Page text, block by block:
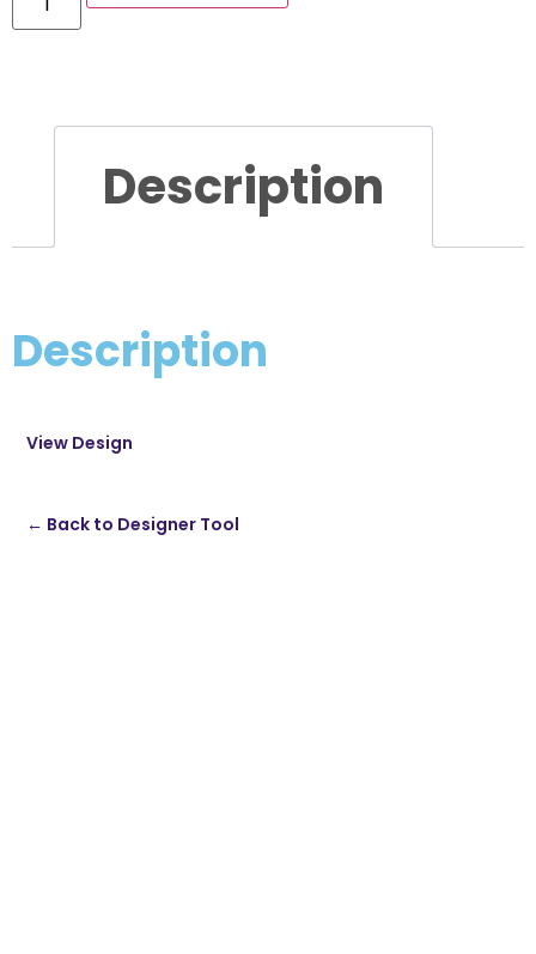
Description
Description
View Design
← Back to Designer Tool